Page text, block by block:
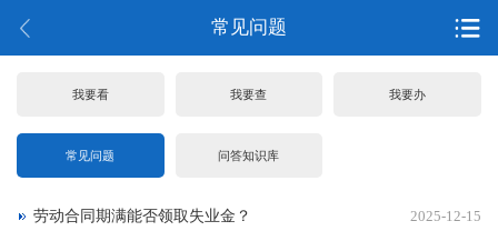
常见问题
我要看 我要查 我要办
常见问题 问答知识库
2025-12-15
劳动合同期满能否领取失业金？